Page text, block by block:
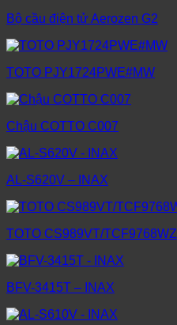
Bộ cầu điện tử Aerozen G2
TOTO PJY1724PWE#MW
Chậu COTTO C007
AL-S620V – INAX
TOTO CS989VT/TCF9768WZ
BFV-3415T – INAX